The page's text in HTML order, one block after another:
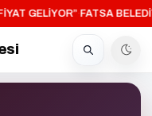
GELİYOR”·FATSA